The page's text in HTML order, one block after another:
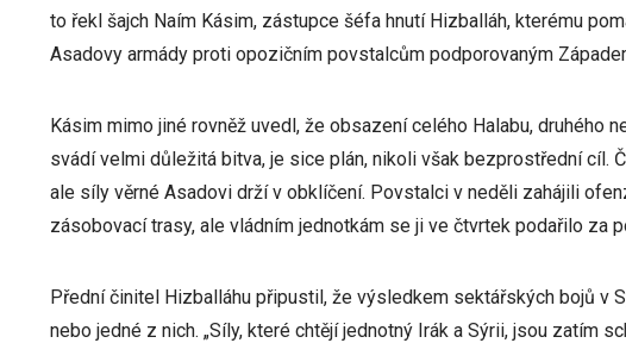
to řekl šajch Naím Kásim, zástupce šéfa hnutí Hizballáh, kterému
Asadovy armády proti opozičním povstalcům podporovaným
Kásim mimo jiné rovněž uvedl, že obsazení celého Halabu, druhého
svádí velmi důležitá bitva, je sice plán, nikoli však bezprostřední cíl.
ale síly věrné Asadovi drží v obklíčení. Povstalci v neděli zahájili
zásobovací trasy, ale vládním jednotkám se ji ve čtvrtek podařilo za
Přední činitel Hizballáhu připustil, že výsledkem sektářských bojů v
nebo jedné z nich. „Síly, které chtějí jednotný Irák a Sýrii, jsou zatím